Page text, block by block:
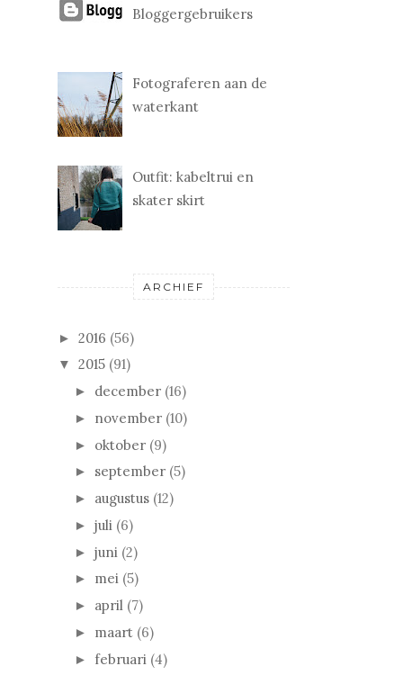
Bloggergebruikers
Fotograferen aan de
waterkant
Outfit: kabeltrui en
skater skirt
ARCHIEF
► 2016 (56)
▼ 2015 (91)
► december (16)
► november (10)
► oktober (9)
► september (5)
► augustus (12)
► juli (6)
► juni (2)
► mei (5)
► april (7)
► maart (6)
► februari (4)